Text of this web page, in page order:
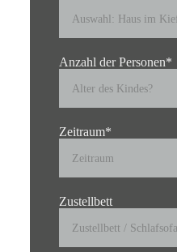
Anzahl der Personen*
Zeitraum*
Zustellbett